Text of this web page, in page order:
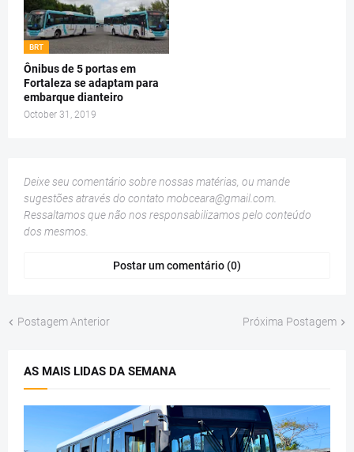
BRT
Ônibus de 5 portas em
Fortaleza se adaptam para
embarque dianteiro
October 31, 2019
Deixe seu comentário sobre nossas matérias, ou mande
sugestões através do contato mobceara@gmail.com
Ressaltamos que não nos responsabilizamos pelo conteúdo
dos mesmos.
Postar um comentário (0)
Postagem Anterior Próxima Postagem
AS MAIS LIDAS DA SEMANA